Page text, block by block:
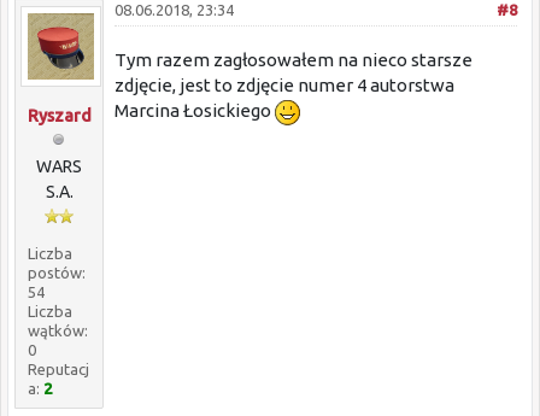
Ryszard
WARS
S.A.
Liczba
postów:
54
Liczba
wątków:
0
Reputacj
a: 2
#8
08.06.2018, 23:34
Tym razem zagłosowałem na nieco starsze
zdjęcie, jest to zdjęcie numer 4 autorstwa
Marcina Łosickiego